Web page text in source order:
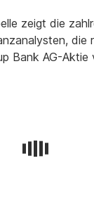
zeigt die
die
Bank AG-Aktie